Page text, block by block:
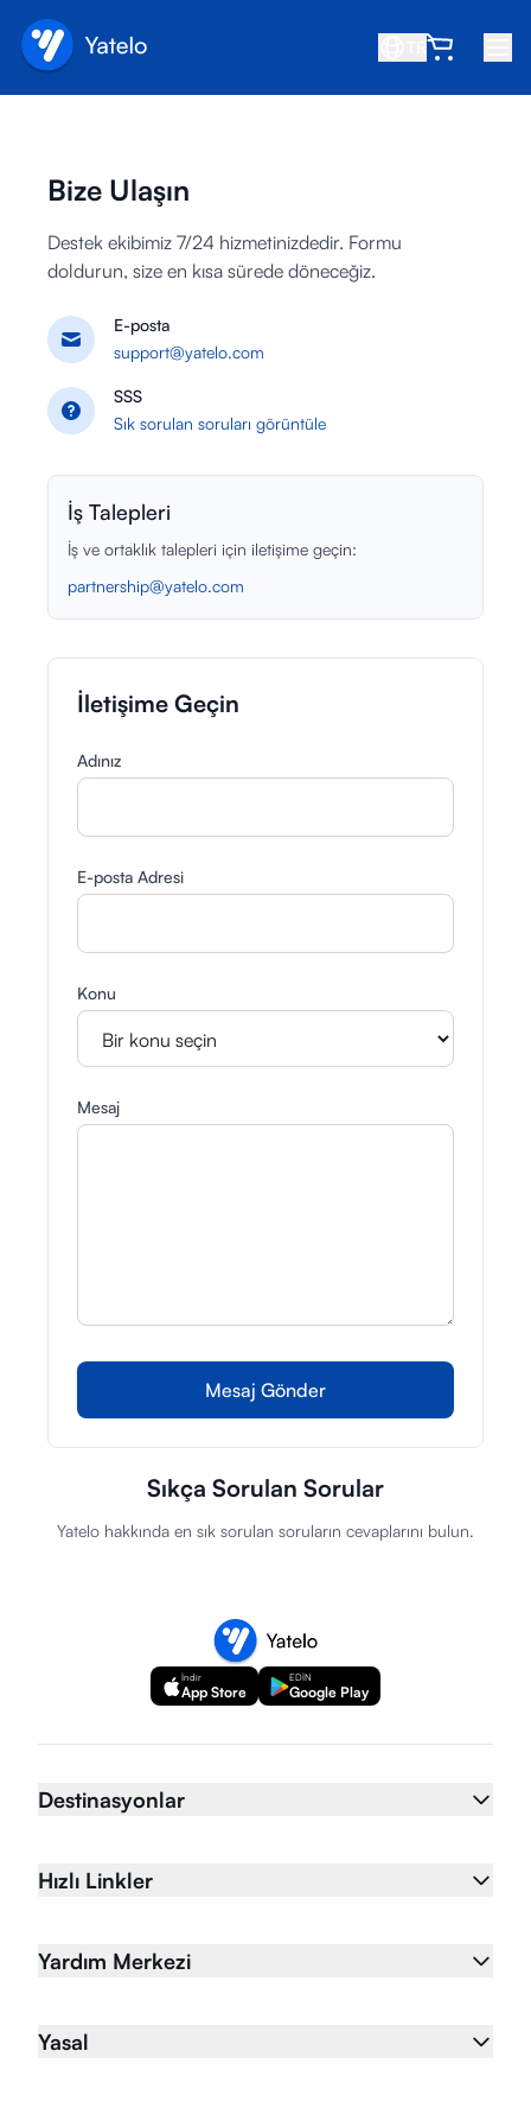
Kazan
Ortak ol
Yardım Merkezi
Destek
Cihaz Uyumluluğu
Kayıt Ol
Bize Ulaşın
Destek ekibimiz 7/24 hizmetinizdedir. Formu
doldurun, size en kısa sürede döneceğiz.
E-posta
support@yatelo.com
SSS
Sık sorulan soruları görüntüle
İş Talepleri
İş ve ortaklık talepleri için iletişime geçin:
partnership@yatelo.com
İletişime Geçin
Adınız
E-posta Adresi
Konu
Mesaj
Mesaj Gönder
Sıkça Sorulan Sorular
Yatelo hakkında en sık sorulan soruların cevaplarını bulun.
İndir
App Store
EDİN
Google Play
Destinasyonlar
Hızlı Linkler
Yardım Merkezi
Yasal